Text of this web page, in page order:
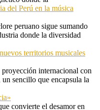
del Perú en la música
peruano sigue sumando
donde la diversidad
territorios musicales
internacional con
sencillo que encapsula la
convierte el desamor en